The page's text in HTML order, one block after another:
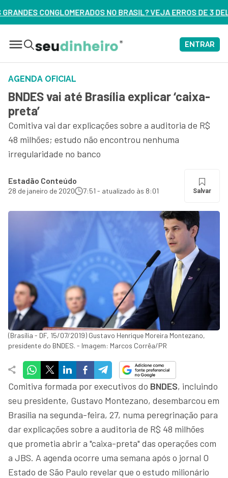
NO BRASIL? VEJA ERROS DE 3 DELES – ASSISTA AGORA
ENTRAR
AGENDA OFICIAL
BNDES vai até Brasília explicar ‘caixa-
preta’
Comitiva vai dar explicações sobre a auditoria de R$
48 milhões; estudo não encontrou nenhuma
irregularidade no banco
Estadão Conteúdo
28 de janeiro de 2020 7:51 - atualizado às 8:01 Salvar
(Brasília - DF, 15/07/2019) Gustavo Henrique Moreira Montezano,
presidente do BNDES. - Imagem: Marcos Corrêa/PR
Comitiva formada por executivos do BNDES, incluindo
seu presidente, Gustavo Montezano, desembarcou em
Brasília na segunda-feira, 27, numa peregrinação para
dar explicações sobre a auditoria de R$ 48 milhões
que prometia abrir a "caixa-preta" das operações com
a JBS. A agenda ocorre uma semana após o jornal O
Estado de São Paulo revelar que o estudo milionário